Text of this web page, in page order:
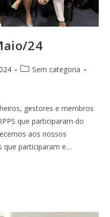
24
Categoria
Sem categoria
gestores e membros
que participaram do
aos nossos
que participaram e…